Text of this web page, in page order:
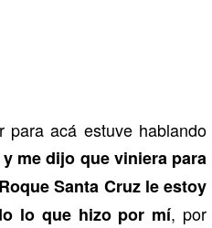
para acá estuve hablando
me dijo que viniera para
Santa Cruz le estoy
lo que hizo por mí, por